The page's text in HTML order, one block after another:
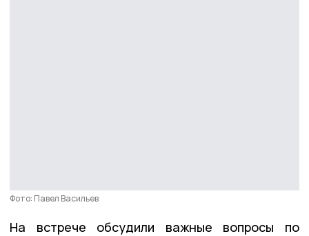
Фото: Павел Васильев
На встрече обсудили важные вопросы по